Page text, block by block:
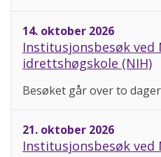
14. oktober 2026
Institusjonsbesøk ved
idrettshøgskole (NIH)
Besøket går over to
21. oktober 2026
Institusjonsbesøk ved